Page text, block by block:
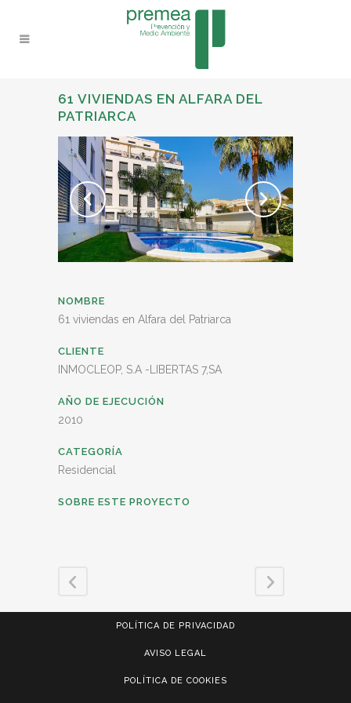
61 VIVIENDAS EN ALFARA DEL
PATRIARCA
NOMBRE
61 viviendas en Alfara del Patriarca
CLIENTE
INMOCLEOP, S.A -LIBERTAS 7,SA
AÑO DE EJECUCIÓN
2010
CATEGORÍA
Residencial
SOBRE ESTE PROYECTO
POLÍTICA DE PRIVACIDAD
AVISO LEGAL
POLÍTICA DE COOKIES